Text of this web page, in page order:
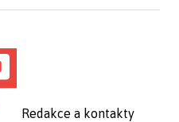
Redakce a kontakty